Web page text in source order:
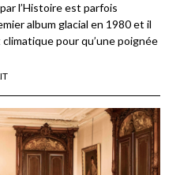
l’Histoire est parfois
album glacial en 1980 et il
pour qu’une poignée